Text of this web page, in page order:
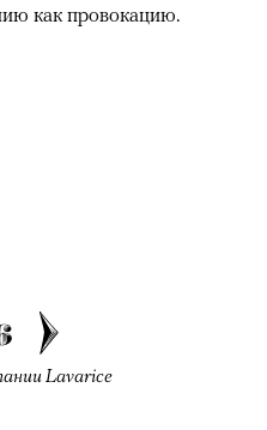
как провокацию.
Lavarice